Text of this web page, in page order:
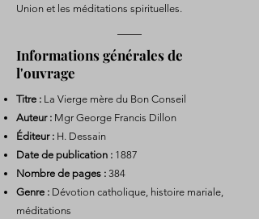
Union et les méditations spirituelles.
Informations générales de
l'ouvrage
Titre : La Vierge mère du Bon Conseil
Auteur : Mgr George Francis Dillon
Éditeur : H. Dessain
Date de publication : 1887
Nombre de pages : 384
Genre : Dévotion catholique, histoire mariale,
méditations